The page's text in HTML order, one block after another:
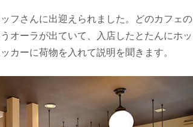
フさんに出迎えられました。どのカフェの
オーラが出ていて、入店したとたんにホッ
カーに荷物を入れて説明を聞きます。